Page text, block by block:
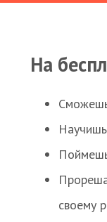
На
своему